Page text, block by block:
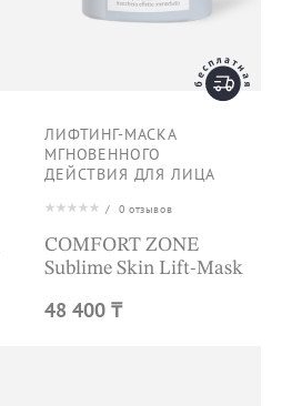
ЛИФТИНГ-МАСКА
МГНОВЕННОГО
ДЕЙСТВИЯ ДЛЯ ЛИЦА
/ 0 отзывов
COMFORT ZONE
Sublime Skin Lift-Mask
48 400 ₸